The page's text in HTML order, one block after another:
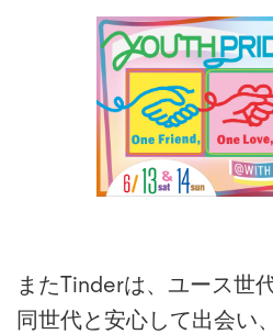
またTinderは、ユース世
同世代と安心して出会い